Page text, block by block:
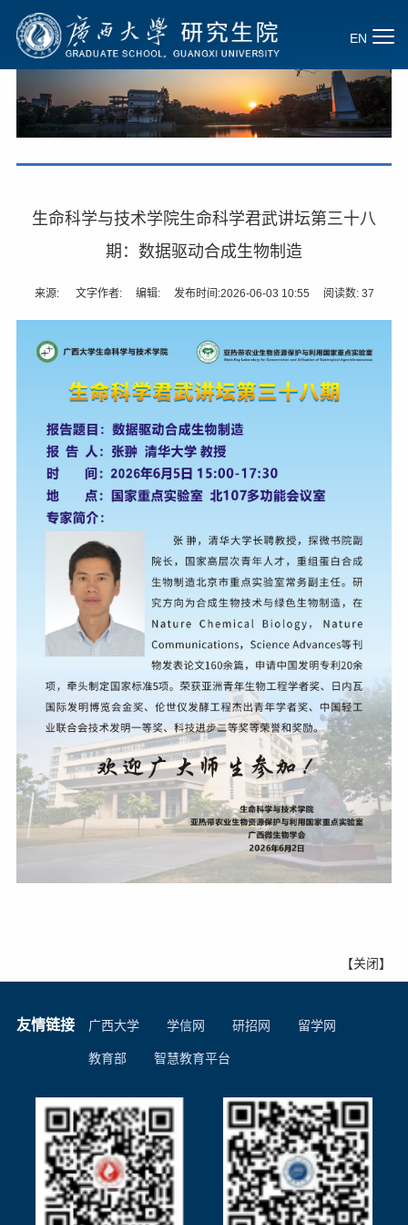
EN
生命科学与技术学院生命科学君武讲坛第三十八
期：数据驱动合成生物制造
来源: 文字作者: 编辑: 发布时间:2026-06-03 10:55 阅读数:37
【关闭】
友情链接 广西大学 学信网 研招网 留学网
教育部 智慧教育平台